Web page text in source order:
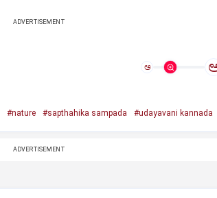
ADVERTISEMENT
ಅ
#nature #sapthahika sampada #udayavani kannada
ADVERTISEMENT